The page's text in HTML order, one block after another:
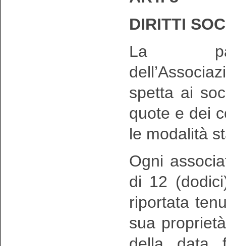
DIRITTI
La
spetta ai
quote e dei
le modalità
Ogni
di 12
riportata
sua